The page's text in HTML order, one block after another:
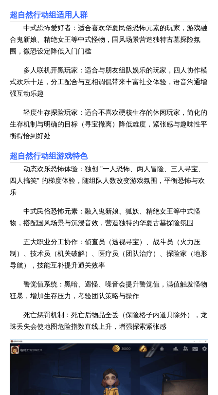
超自然行动组适用人群
中式恐怖爱好者：适合喜欢华夏民俗恐怖元素的玩家，游戏融
合鬼新娘、精绝女王等中式怪物，国风场景营造独特古墓探险氛
围，微恐设定降低入门门槛
多人联机开黑玩家：适合与朋友组队娱乐的玩家，四人协作模
式欢乐十足，分工配合与互相调侃带来丰富社交体验，语音沟通增
强互动乐趣
轻度生存探险玩家：适合不喜欢硬核生存的休闲玩家，简化的
生存机制与明确的目标（寻宝撤离）降低难度，紧张感与趣味性平
衡得恰到好处
超自然行动组游戏特色
动态欢乐恐怖体验：独创 "一人恐怖、两人冒险、三人寻宝、
四人搞笑" 的梯度体验，随组队人数改变游戏氛围，平衡恐怖与欢
乐
中式民俗恐怖元素：融入鬼新娘、狐妖、精绝女王等中式怪
物，搭配国风场景与沉浸音效，营造独特的华夏古墓探险氛围
五大职业分工协作：侦查员（透视寻宝）、战斗员（火力压
制）、技术员（机关破解）、医疗员（团队治疗）、探险家（地形
导航），技能互补提升通关效率
警觉值系统：黑暗、遇怪、噪音会提升警觉值，满值触发怪物
狂暴，增加生存压力，考验团队策略与操作
死亡惩罚机制：死亡后物品全丢（保险格子内道具除外），龙
珠丢失会使地图危险指数直线上升，增强探索紧张感